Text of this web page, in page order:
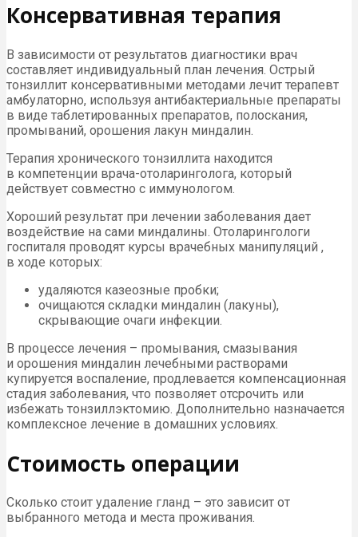
Консервативная терапия
В зависимости от результатов диагностики врач
составляет индивидуальный план лечения. Острый
тонзиллит консервативными методами лечит терапевт
амбулаторно, используя антибактериальные препараты
в виде таблетированных препаратов, полоскания,
промываний, орошения лакун миндалин.
Терапия хронического тонзиллита находится
в компетенции врача-отоларинголога, который
действует совместно с иммунологом.
Хороший результат при лечении заболевания дает
воздействие на сами миндалины. Отоларингологи
госпиталя проводят курсы врачебных манипуляций ,
в ходе которых:
удаляются казеозные пробки;
очищаются складки миндалин (лакуны),
скрывающие очаги инфекции.
В процессе лечения – промывания, смазывания
и орошения миндалин лечебными растворами
купируется воспаление, продлевается компенсационная
стадия заболевания, что позволяет отсрочить или
избежать тонзиллэктомию. Дополнительно назначается
комплексное лечение в домашних условиях.
Стоимость операции
Сколько стоит удаление гланд – это зависит от
выбранного метода и места проживания.